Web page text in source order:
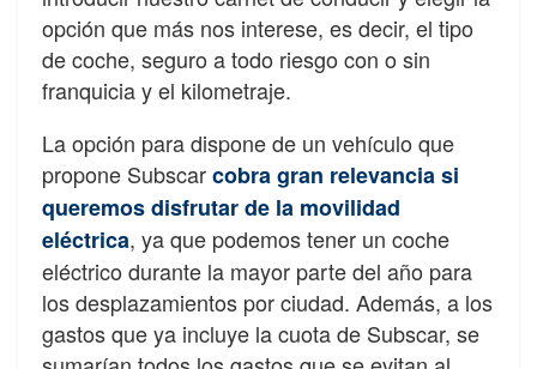
opción que más nos interese, es decir, el tipo
de coche, seguro a todo riesgo con o sin
franquicia y el kilometraje.
La opción para dispone de un vehículo que
propone Subscarcobra gran relevancia si
queremos disfrutar de la movilidad
eléctrica, ya que podemos tener un coche
eléctrico durante la mayor parte del año para
los desplazamientos por ciudad. Además, a los
gastos que ya incluye la cuota de Subscar, se